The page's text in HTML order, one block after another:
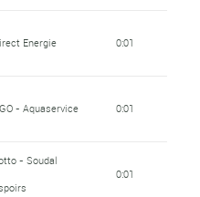
Energie 0:01
- Aquaservice 0:01
- Soudal
0:01